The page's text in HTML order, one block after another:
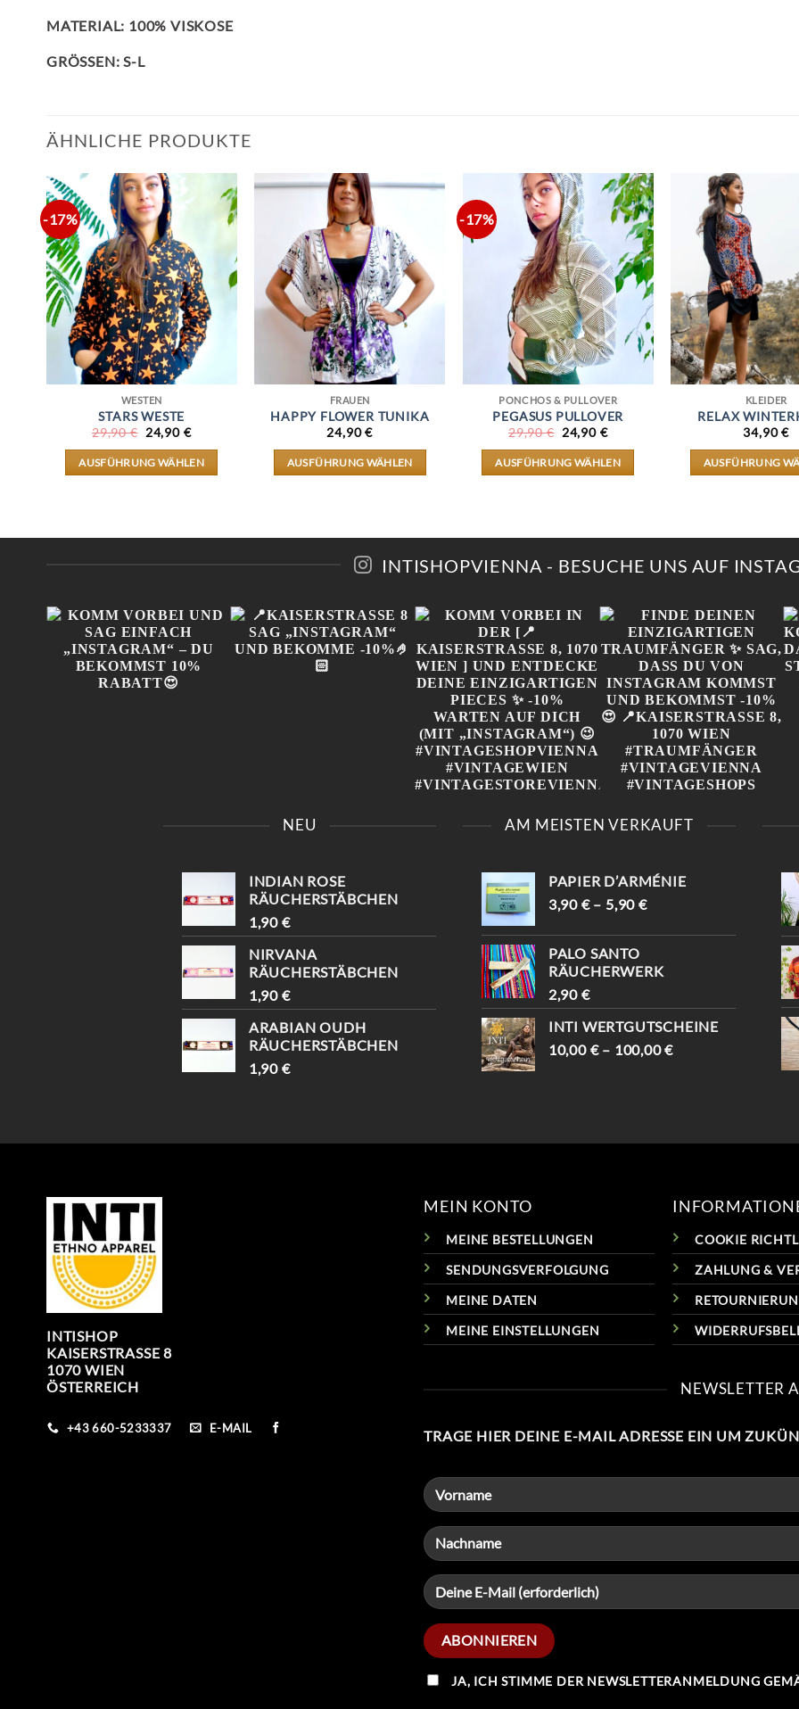
MATERIAL: 100% VISKOSE
GRÖSSEN: S-L
ÄHNLICHE PRODUKTE
-17%
WESTEN
STARS WESTE
29,90€ URSPRÜNGLICHER
PREIS
WAR:
29,90 €
24,90 €AKTUELLER
IST:
24,90 €.
AUSFÜHRUNG WÄHLEN
VARIANTEN
AUF
DER
PRODUKTSEITE
GEWÄHLT
WERDEN
FRAUEN
HAPPY FLOWER TUNIKA
24,90€
AUSFÜHRUNG WÄHLEN
VARIANTEN
AUF.
DIE
AUF
DER
PRODUKTSEITE
-17%
PONCHOS & PULLOVER
PEGASUS PULLOVER
29,90€ URSPRÜNGLICHER
PREIS
WAR:
29,90 €
24,90 €AKTUELLER
IST:
24,90 €.
AUSFÜHRUNG WÄHLEN
VARIANTEN
AUF.
DIE
KÖNNEN
AUF
PRODUKTSEITE
GEWÄHLT
WERDEN
KLEIDER
RELAX
34,90€
AUSFÜHRUNG
AUF.
DIE
AUF
DER
INTISHOPVIENNA - BESUCHE UNS AUF
EKOMME -10%🤌🏻
070 WIEN ] UND E
-10% WARTEN AUF D
ICH (MIT „INSTAGRAM“) 

#VINTAGESHOPVIENNA #
VINTAGEWIEN #
VINTAGESTOREVIENNA #
INTISHOPVIENNA #
ETHNOSTYLE
TRAUMFÄNGER ✨ SAG,
UND BEKOMMST -10%😍
📍KAISERSTRASSE 8, 1070 W
IEN #TRAUMFÄNGER #
VINTAGEVIENNA #
NEU
INDIAN ROSE
RÄUCHERSTÄBCHEN
1,90 €
NIRVANA
RÄUCHERSTÄBCHEN
1,90 €
ARABIAN OUDH
RÄUCHERSTÄBCHEN
1,90 €
AM MEISTEN VERKAUFT
PAPIER D’ARMÉNIE
3,90 €– 5,90€
PALO SANTO
RÄUCHERWERK
2,90 €
INTI WERTGUTSCHEINE
10,00 €– 100,00€
INTISHOP
KAISERSTRASSE 8
1070 WIEN
ÖSTERREICH
+43 660-5233337 E-MAIL
MEIN KONTO
MEINE BESTELLUNGEN
SENDUNGSVERFOLGUNG
MEINE DATEN
MEINE EINSTELLUNGEN
COOKIE
ZAHLUNG &
NEWSLETTER
TRAGE HIER DEINE E-MAIL ADRESSE EIN UM
JA, ICH STIMME DER NEWSLETTERANMELDUNG